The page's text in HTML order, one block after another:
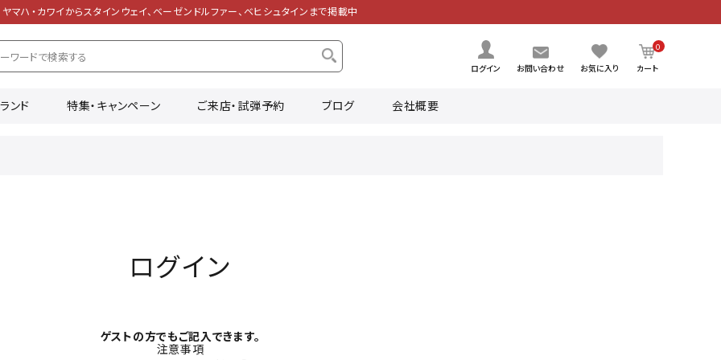
ヤマハ・カワイからスタインウェイ、ベーゼンドルファー、ベヒシュタインまで掲載中
ログイン お問い合わせ お気に入り
0
カート
ンド 特集・キャンペーン ご来店・試弾予約 ブログ 会社概要
ログイン
ゲストの方でもご記入できます。
注意事項